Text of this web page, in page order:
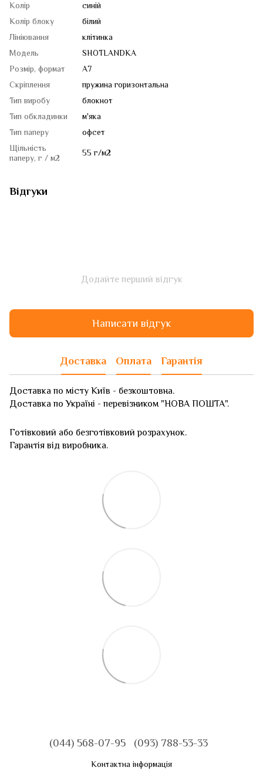
Колір
синій
Колір блоку
білий
Лініювання
клітинка
Модель
SHOTLANDKA
Розмір, формат
А7
Скріплення
пружина горизонтальна
Тип виробу
блокнот
Тип обкладинки
м'яка
Тип паперу
офсет
Щільність
паперу, г / м2
55 г/м2
Відгуки
Додайте перший відгук
Написати відгук
Доставка Оплата Гарантія
Доставка по місту Київ - безкоштовна.
Доставка по Україні - перевізником "НОВА ПОШТА".
Готівковий або безготівковий розрахунок.
Гарантія від виробника.
(044) 568-07-95 (093) 788-53-33
Контактна інформація